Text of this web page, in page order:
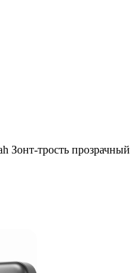
Зонт-трость прозрачный